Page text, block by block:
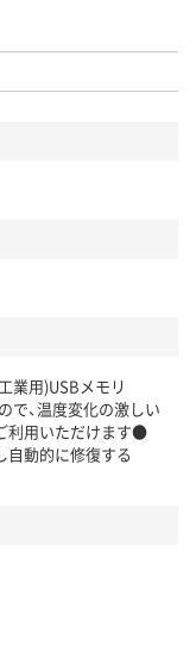
業用)USBメモリ
、温度変化の激しい
利用いただけます●
自動的に修復する